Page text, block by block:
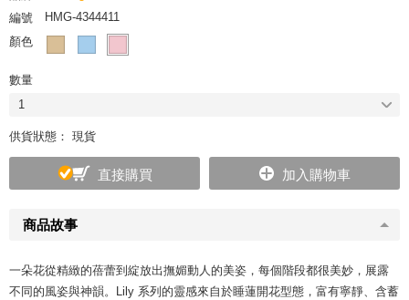
商品故事
一朵花從精緻的蓓蕾到綻放出撫媚動人的美姿，每個階段都很美妙，展露
不同的風姿與神韻。Lily 系列的靈感來自於睡蓮開花型態，富有寧靜、含蓄
編號
HMG-4344411
顏色
數量
1
供貨狀態： 現貨
直接購買 加入購物車